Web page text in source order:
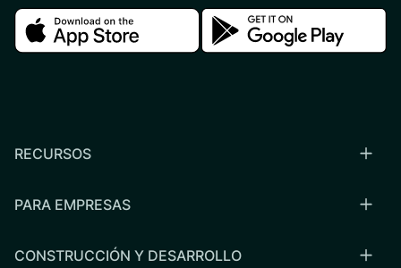
Download in the apple storeDownload in the
RECURSOS
PARA EMPRESAS
CONSTRUCCIÓN Y DESARROLLO